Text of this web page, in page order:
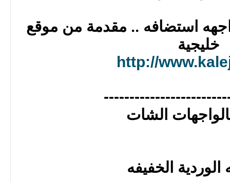
استضافه .. مقدمة من موقع
خليجية
http://
الشات
الوردية الخفيفه